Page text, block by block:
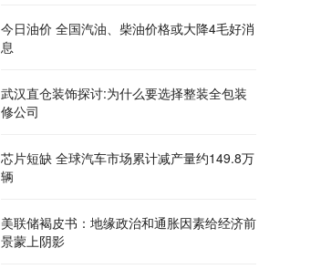
今日油价 全国汽油、柴油价格或大降4毛好消
息
武汉直仓装饰探讨:为什么要选择整装全包装
修公司
芯片短缺 全球汽车市场累计减产量约149.8万
辆
美联储褐皮书：地缘政治和通胀因素给经济前
景蒙上阴影